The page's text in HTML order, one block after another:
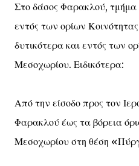
Στο δάσος Φαρακλού, τμήμα
εντός των ορίων
δυτικότερα και εντός των
Μεσοχωρίου. Ειδικότερα:
Από την είσοδο προς τον
Φαρακλού έως τα βόρεια
Μεσοχωρίου στη θέση